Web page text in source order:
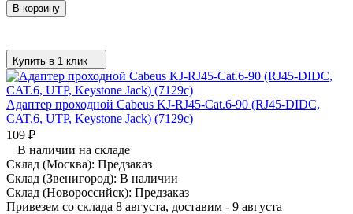
В корзину
Купить в 1 клик
Адаптер проходной Cabeus KJ-RJ45-Cat.6-90 (RJ45-DIDC,
CAT.6, UTP, Keystone Jack) (7129c)
109 ₽
В наличии на складе
Склад (Москва): Предзаказ
Склад (Звенигород): В наличии
Склад (Новороссийск): Предзаказ
Привезем со склада 8 августа, доставим - 9 августа